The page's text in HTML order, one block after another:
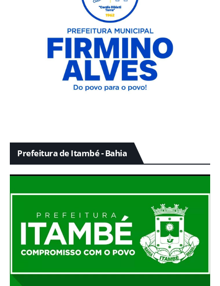
Prefeitura de Itambé - Bahia